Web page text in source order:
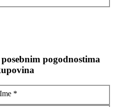
pogodnostima
Ime *